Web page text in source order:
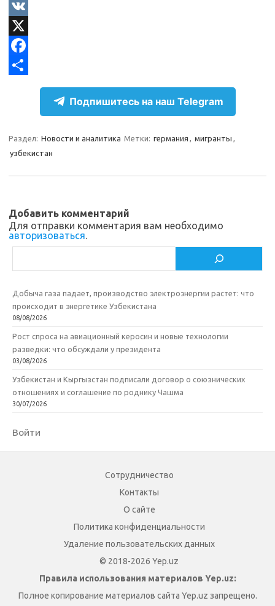
e
e
g
O
d
n
o
s
k
i
V
KX
F
bр
т
ь
Подпишитесь на наш Telegram
Раздел: Новости и аналитика Метки: германия , мигранты ,
узбекистан
Добавить комментарий
Для отправки комментария вам необходимо
авторизоваться.
Добыча газа падает, производство электроэнергии растет: что
происходит в энергетике Узбекистана
08/08/2026
Рост спроса на авиационный керосин и новые технологии
разведки: что обсуждали у президента
03/08/2026
Узбекистан и Кыргызстан подписали договор о союзнических
отношениях и соглашение по роднику Чашма
30/07/2026
Войти
Сотрудничество
Контакты
О сайте
Политика конфиденциальности
Удаление пользовательских данных
© 2018-2026 Yep.uz
Правила использования материалов Yep.uz:
Полное копирование материалов сайта Yep.uz запрещено.